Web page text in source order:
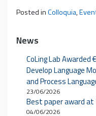
Posted inColloquia,
News
CoLing Lab Awarded
Develop Language
and Process
23/06/2026
Best paper award at
04/06/2026